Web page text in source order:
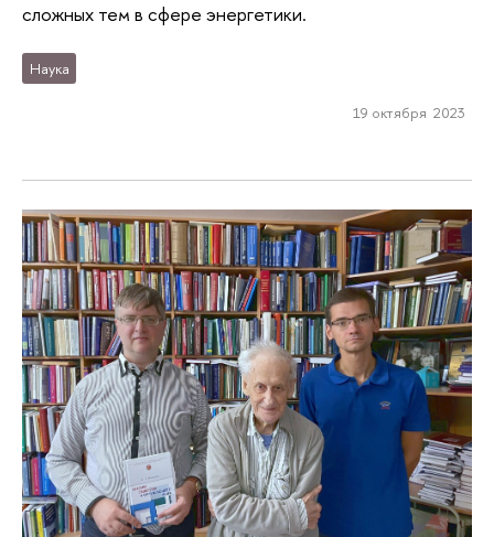
сложных тем в сфере энергетики.
Наука
19 октября 2023